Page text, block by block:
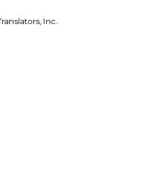
Inc.